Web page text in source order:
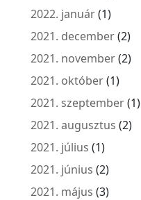
2022. január(1)
2021. december(2)
2021. november(2)
2021. október(1)
2021. szeptember(1)
2021. augusztus (2)
2021. július (1)
2021. június (2)
2021. május (3)